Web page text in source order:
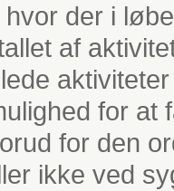
der i
af
for at
for den
ikke ved